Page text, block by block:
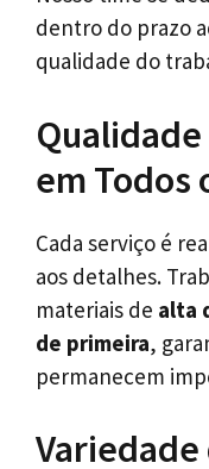
dentro do prazo
qualidade do
em Todos
Cada serviço é
aos detalhes.
materiais de alta
de primeira,
permanecem